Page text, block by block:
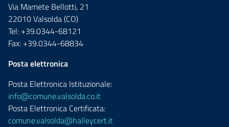
Via Mamete Bellotti, 21
22010 Valsolda (CO)
Tel: +39.0344-68121
Fax: +39.0344-68834
Posta elettronica
Posta Elettronica Istituzionale:
info@comune.valsolda.co.it
Posta Elettronica Certificata:
comune.valsolda@halleycert.it